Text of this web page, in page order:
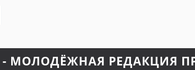
МОЛОДЁЖНАЯ РЕДАКЦИЯ